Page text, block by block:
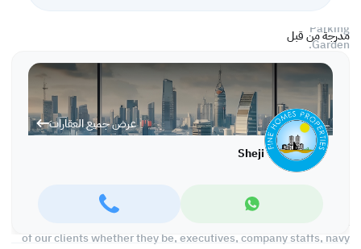
مدرجة من قبل
عرض جميع العقارات
Sheji
Parking
Garden.
Rent: 500/- exclusive of Electricity Water & Municipality Tax
Charges
REF NO SHF1
We Deal only on Yearly Basis Contracts And Provide the Clients
with a Highly Professional Work.
We have a good collection of residential and commercial
properties all over in Bahrain which suits the budgets and interest
of our clients whether they be, executives, company staffs, navy